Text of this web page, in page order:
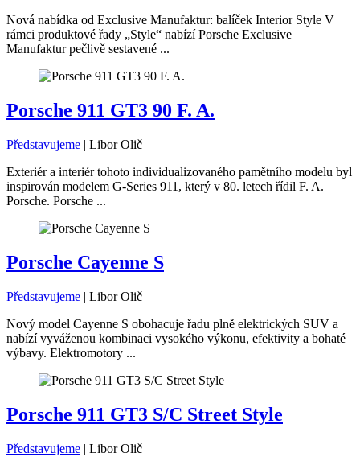
Nová nabídka od Exclusive Manufaktur: balíček Interior Style V
rámci produktové řady „Style“ nabízí Porsche Exclusive
Manufaktur pečlivě sestavené ...
Porsche 911 GT3 90 F. A.
Představujeme | Libor Olič
Exteriér a interiér tohoto individualizovaného pamětního modelu byl
inspirován modelem G-Series 911, který v 80. letech řídil F. A.
Porsche. Porsche ...
Porsche Cayenne S
Představujeme | Libor Olič
Nový model Cayenne S obohacuje řadu plně elektrických SUV a
nabízí vyváženou kombinaci vysokého výkonu, efektivity a bohaté
výbavy. Elektromotory ...
Porsche 911 GT3 S/C Street Style
Představujeme | Libor Olič